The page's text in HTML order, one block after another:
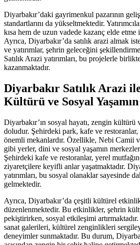
Diyarbakır’daki gayrimenkul pazarının
standartlarını da yükseltmektedir.
kısa hem de uzun vadede kazanç elde etme
Ayrıca, Diyarbakır’da satılık arazi almak
ve yatırımlar, şehrin geleceğini
Satılık Arazi yatırımları, bu projelerle
kazanmaktadır.
Diyarbakır Satılık Arazi
Kültürü ve Sosyal
Diyarbakır’ın sosyal hayatı, zengin kültürü
doludur. Şehirdeki park, kafe ve
önemli mekanlardır. Özellikle, Nebi Camii
gibi yerler, dini ve sosyal yaşamın
Şehirdeki kafe ve restoranlar, yerel
ziyaretçilere keyifli anlar yaşatmaktadır.
yatırımları, bu sosyal olanaklar sayesinde
gelmektedir.
Ayrıca, Diyarbakır’da çeşitli kültürel
düzenlenmektedir. Bu etkinlikler, şehrin
pekiştirirken, sosyal etkileşimi
sanat galerileri, kültürel zenginlikleri
deneyimler sunmaktadır. Bu durum,